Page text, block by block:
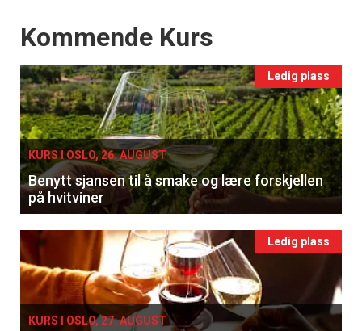
Events
Kommende Kurs
Ledig plass
KURS I OSLO, 26. AUGUST
Benytt sjansen til å smake og lære forskjellen
på hvitviner
Ledig plass
KURS I OSLO, 27. AUGUST